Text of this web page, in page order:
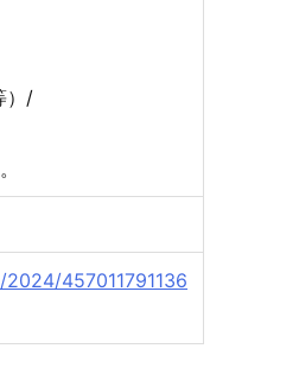
）/
457011791136